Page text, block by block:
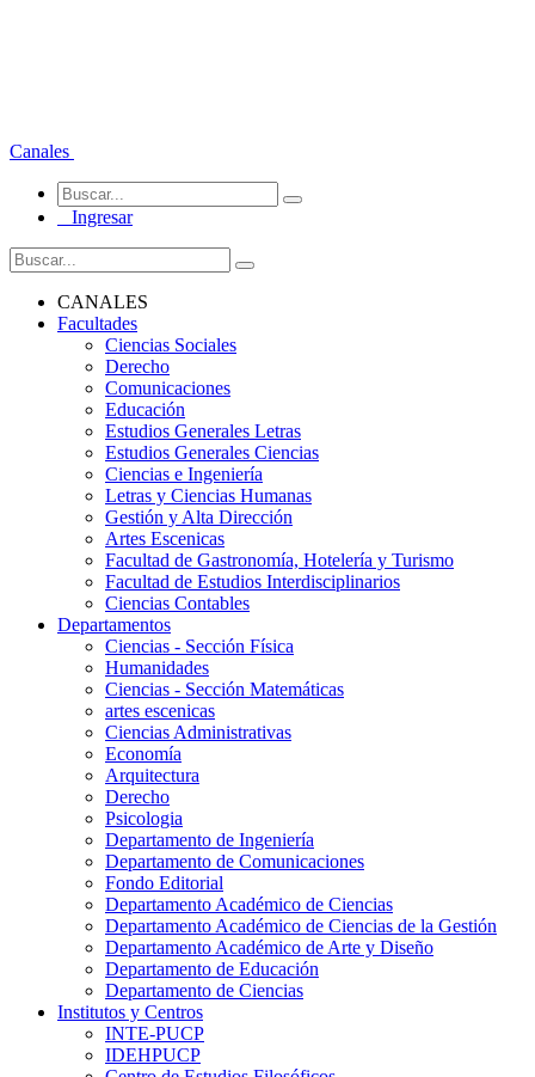
Canales
Ingresar
CANALES
Facultades
Ciencias Sociales
Derecho
Comunicaciones
Educación
Estudios Generales Letras
Estudios Generales Ciencias
Ciencias e Ingeniería
Letras y Ciencias Humanas
Gestión y Alta Dirección
Artes Escenicas
Facultad de Gastronomía, Hotelería y Turismo
Facultad de Estudios Interdisciplinarios
Ciencias Contables
Departamentos
Ciencias - Sección Física
Humanidades
Ciencias - Sección Matemáticas
artes escenicas
Ciencias Administrativas
Economía
Arquitectura
Derecho
Psicologia
Departamento de Ingeniería
Departamento de Comunicaciones
Fondo Editorial
Departamento Académico de Ciencias
Departamento Académico de Ciencias de la Gestión
Departamento Académico de Arte y Diseño
Departamento de Educación
Departamento de Ciencias
Institutos y Centros
INTE-PUCP
IDEHPUCP